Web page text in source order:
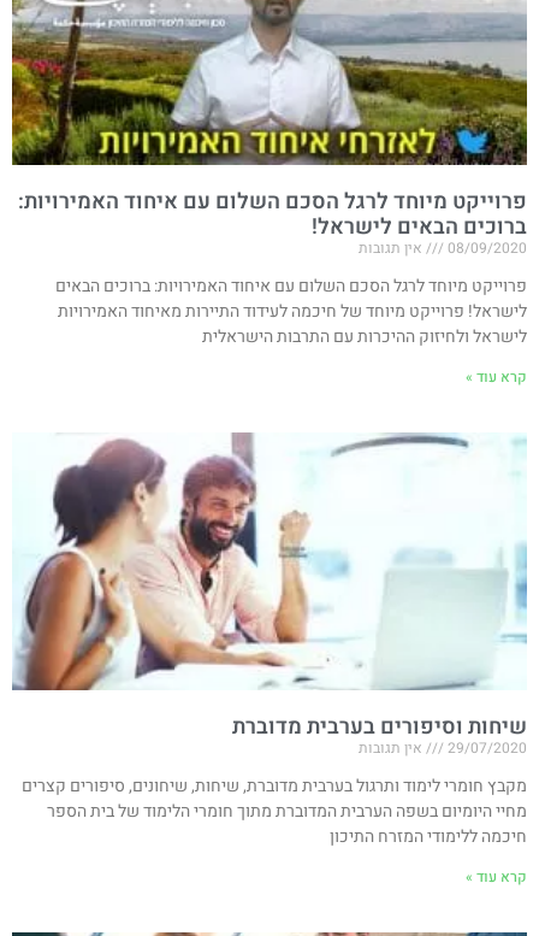
פרוייקט מיוחד לרגל הסכם השלום עם איחוד האמירויות​:
ברוכים הבאים לישראל!
08/09/2020 אין תגובות
פרוייקט מיוחד לרגל הסכם השלום עם איחוד האמירויות​: ברוכים הבאים
לישראל! פרוייקט מיוחד של חיכמה לעידוד התיירות מאיחוד האמירויות
לישראל ולחיזוק ההיכרות עם התרבות הישראלית
קרא עוד »
שיחות וסיפורים בערבית מדוברת
29/07/2020 אין תגובות
מקבץ חומרי לימוד ותרגול בערבית מדוברת, שיחות, שיחונים, סיפורים קצרים
מחיי היומיום בשפה הערבית המדוברת מתוך חומרי הלימוד של בית הספר
חיכמה ללימודי המזרח התיכון
קרא עוד »